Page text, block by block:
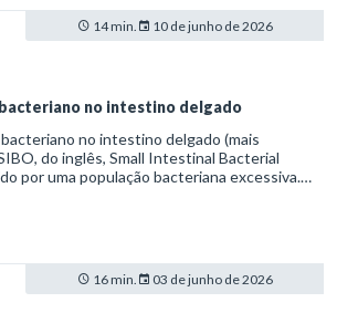
14 min. 10 de junho de 2026
no intestino delgado
no intestino delgado (mais
do inglês, Small Intestinal Bacterial
por uma população bacteriana excessiva.
16 min. 03 de junho de 2026